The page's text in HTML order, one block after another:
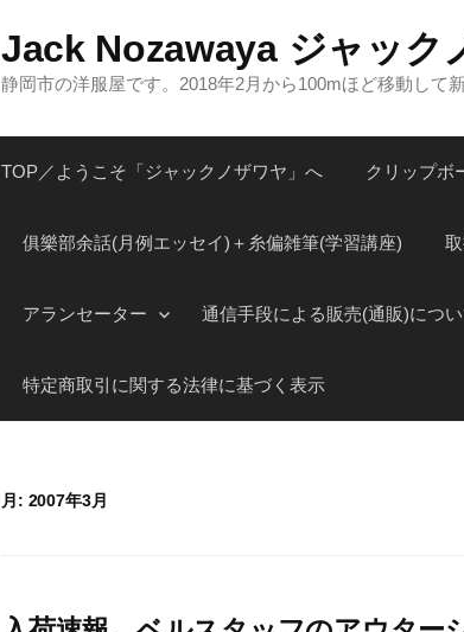
Jack Nozawaya ジャック
静岡市の洋服屋です。2018年2月から100mほど移動して
TOP／ようこそ「ジャックノザワヤ」へ クリップボ
俱樂部余話(月例エッセイ)＋糸偏雑筆(学習講座)
アランセーター 通信手段による販売(通販)につい
特定商取引に関する法律に基づく表示
月: 2007年3月